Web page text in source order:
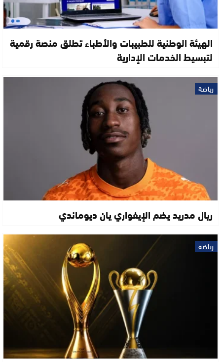
الهيئة الوطنية للطبيبات والأطباء تطلق منصة رقمية
لتبسيط الخدمات الإدارية
رياضة
ريال مدريد يضم الإيفواري يان ديوماندي
رياضة